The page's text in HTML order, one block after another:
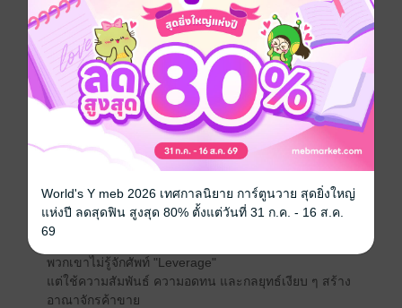
เขาทำอย่างไรน่ะหรือ?
ลุงเฉินเริ่มจากการ "ไม่แข่งกับใคร"
แต่ "มองก่อนว่าใครจะลงมือ แล้วเดินไปอีกทาง"
________________________________________
นี่แหละ คือ DNA ทางธุรกิจของคนจีนที่แท้จริง
พวกเขาไม่ส่งเสียงดัง ไม่ชูมือก่อนเกมเริ่ม
แต่ มองหมากก่อนที่คู่แข่งจะขยับ
วางแผนล่วงหน้าเป็นปี แต่ทำตัวเหมือนไม่มีแผนอะไรเลย
________________________________________
คนจีนรุ่นก่อน ๆ ไม่ค่อยพูดภาษาอังกฤษ
พวกเขาไม่รู้จักศัพท์ "Leverage"
แต่ใช้ความสัมพันธ์ ความอดทน และกลยุทธ์เงียบ ๆ สร้าง
อาณาจักรค้าขาย
World's Y meb 2026 เทศกาลนิยาย การ์ตูนวาย สุดยิ่งใหญ่
แห่งปี ลดสุดฟิน สูงสุด 80% ตั้งแต่วันที่ 31 ก.ค. - 16 ส.ค.
69